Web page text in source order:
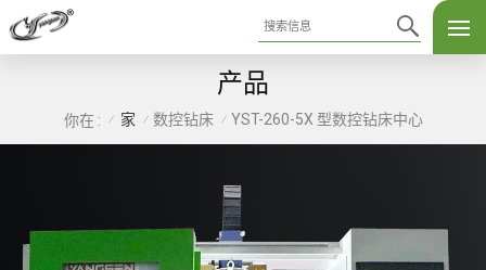
产品
你在 : / 家 / 数控钻床 / YST-260-5X 型数控钻床中心